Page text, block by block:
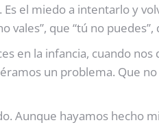
. Es el miedo a intentarlo y
vales”, que “tú no puedes”,
en la infancia, cuando
un problema. Que
Aunque hayamos hecho